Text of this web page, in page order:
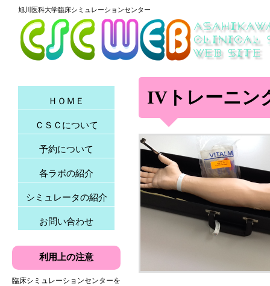
旭川医科大学臨床シミュレーションセンター
ＨＯＭＥ
ＣＳＣについて
予約について
各ラボの紹介
シミュレータの紹介
お問い合わせ
利用上の注意
臨床シミュレーションセンターを
IVトレーニン